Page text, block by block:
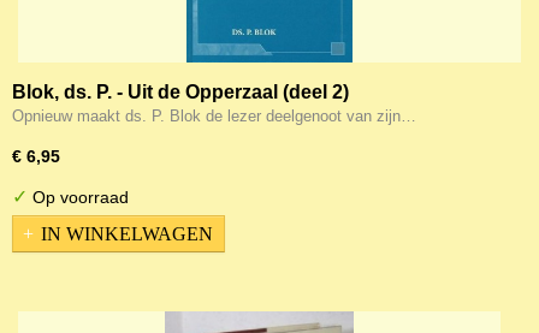
Blok, ds. P. - Uit de Opperzaal (deel 2)
Opnieuw maakt ds. P. Blok de lezer deelgenoot van zijn…
€ 6,95
✓ Op voorraad
IN WINKELWAGEN